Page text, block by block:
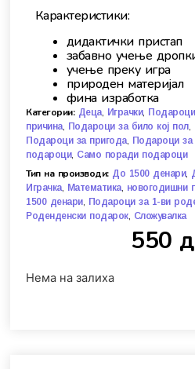
Карактеристики:
дидактички пристап
забавно учење
учење преку игра
природен материјал
фина изработка
Категории: Деца, Играчки, Подароци
причина, Подароци за било кој пол,
Подароци за пригода, Подароци за
подароци, Само поради подароци
Тип на производи: До 1500 денари,
Играчка, Математика, новогодишни
1500 денари, Подароци за 1-ви
Роденденски подарок, Сложувалка
550
Нема на залиха